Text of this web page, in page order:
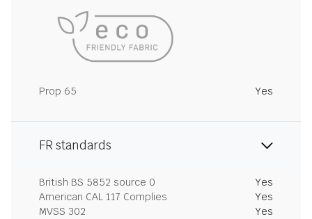
Prop 65 Yes
FR standards
British BS 5852 source 0
Yes
American CAL 117 Complies
Yes
MVSS 302
Yes